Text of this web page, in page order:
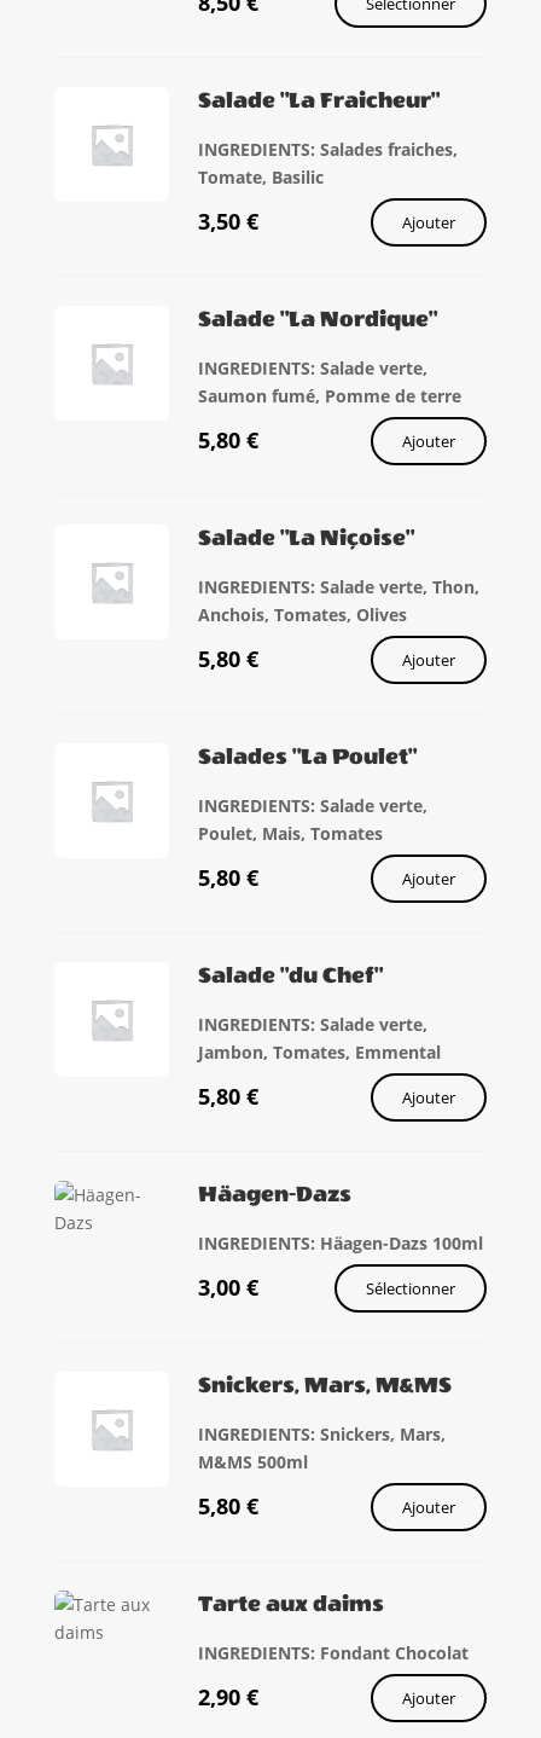
Salade "La Fraicheur"
INGREDIENTS: Salades fraiches,
Tomate, Basilic
3,50 € Ajouter
Salade "La Nordique"
INGREDIENTS: Salade verte,
Saumon fumé, Pomme de terre
5,80 € Ajouter
Salade "La Niçoise"
INGREDIENTS: Salade verte, Thon,
Anchois, Tomates, Olives
5,80 € Ajouter
Salades "La Poulet"
INGREDIENTS: Salade verte,
Poulet, Mais, Tomates
5,80 € Ajouter
Salade "du Chef"
INGREDIENTS: Salade verte,
Jambon, Tomates, Emmental
5,80 € Ajouter
Häagen-Dazs
INGREDIENTS: Häagen-Dazs 100ml
3,00 € Sélectionner
Snickers, Mars, M&MS
INGREDIENTS: Snickers, Mars,
M&MS 500ml
5,80 € Ajouter
Tarte aux daims
INGREDIENTS: Fondant Chocolat
2,90 € Ajouter